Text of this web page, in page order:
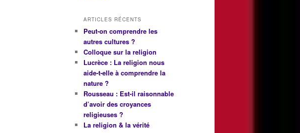
ARTICLES RÉCENTS
Peut-on comprendre les
autres cultures ?
Colloque sur la religion
Lucrèce : La religion nous
aide-t-elle à comprendre la
nature ?
Rousseau : Est-il raisonnable
d’avoir des croyances
religieuses ?
La religion & la vérité